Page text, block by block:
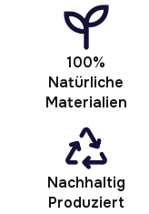
100%
Natürliche
Materialien
Nachhaltig
Produziert